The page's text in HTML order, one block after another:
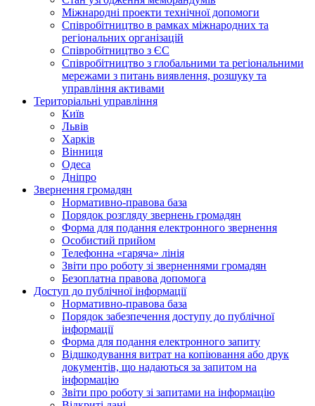
Міжнародні проекти технічної допомоги
Співробітництво в рамках міжнародних та
регіональних організацій
Співробітництво з ЄС
Співробітництво з глобальними та регіональними
мережами з питань виявлення, розшуку та
управління активами
Територіальні управління
Київ
Львів
Харків
Вінниця
Одеса
Дніпро
Звернення громадян
Нормативно-правова база
Порядок розгляду звернень громадян
Форма для подання електронного звернення
Особистий прийом
Телефонна «гаряча» лінія
Звіти про роботу зі зверненнями громадян
Безоплатна правова допомога
Доступ до публічної інформації
Нормативно-правова база
Порядок забезпечення доступу до публічної
інформації
Форма для подання електронного запиту
Відшкодування витрат на копіювання або друк
документів, що надаються за запитом на
інформацію
Звіти про роботу зі запитами на інформацію